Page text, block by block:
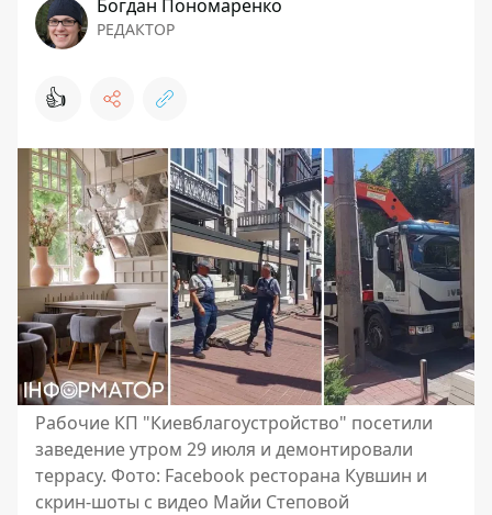
Богдан Пономаренко
РЕДАКТОР
👍
Рабочие КП "Киевблагоустройство" посетили
заведение утром 29 июля и демонтировали
террасу. Фото: Facebook ресторана Кувшин и
скрин-шоты с видео Майи Степовой